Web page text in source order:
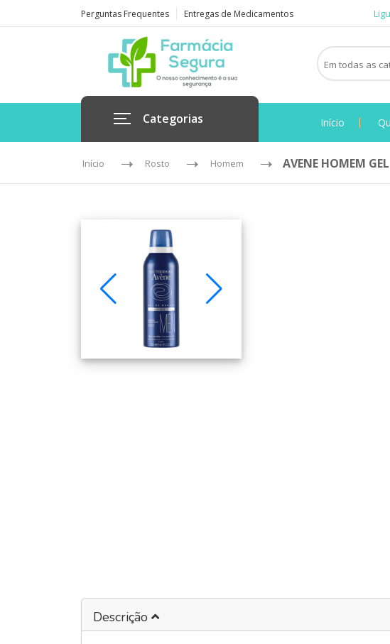
Perguntas Frequentes Entregas de Medicamentos
Categorias Início
Início Rosto Homem AVENE HOMEM
Descrição